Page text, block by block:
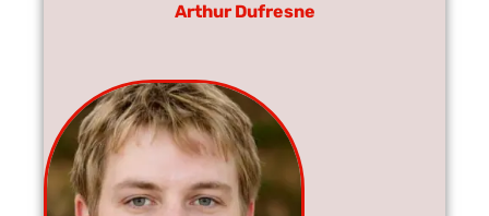
Arthur Dufresne